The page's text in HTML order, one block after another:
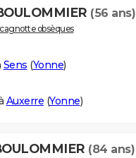
(56 ans)
obsèques
Sens (Yonne)
Auxerre (Yonne)
(84 ans)